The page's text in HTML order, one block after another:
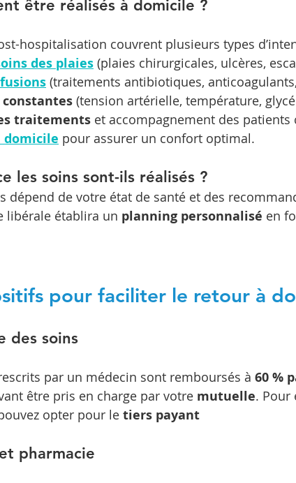
être réalisés à domicile ?
hospitalisation couvrent plusieurs types
des plaies (plaies chirurgicales, ulcères,
(traitements antibiotiques,
(tension artérielle, température,
traitements et accompagnement des patients
domicile pour assurer un confort optimal.
les soins sont-ils réalisés ?
dépend de votre état de santé et des
libérale établira un planning personnalisé en
pour faciliter le retour à
des soins
par un médecin sont remboursés à 60 %
être pris en charge par votre mutuelle. Pour
opter pour le tiers payant
pharmacie